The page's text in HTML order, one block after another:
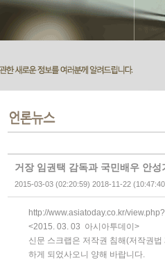
거장 임권택 감독과 국민배우 안성
2015-03-03 (02:20:59) 2018-11-22
http://www.asiatoday.co.kr/
<2015. 03. 03 아시아투데이 >
신문 스크랩은 저작권 침해(저작권
하게 되었사오니 양해 바랍니다.